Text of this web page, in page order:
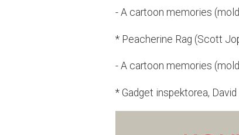
- A cartoon memories
* Peacherine Rag (Scott
- A cartoon memories
* Gadget inspektorea,